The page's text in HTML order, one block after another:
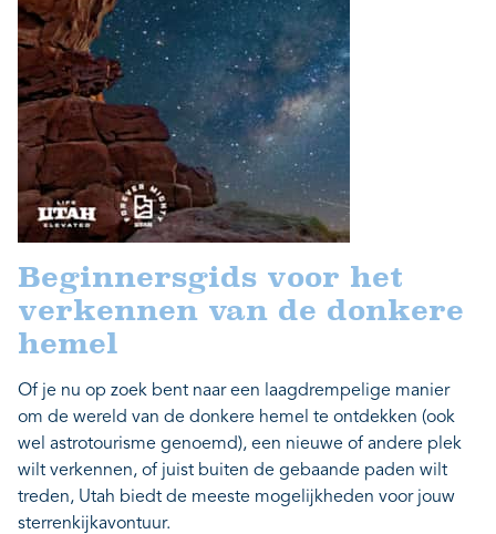
Beginnersgids voor het
verkennen van de donkere
hemel
Of je nu op zoek bent naar een laagdrempelige manier
om de wereld van de donkere hemel te ontdekken (ook
wel astrotourisme genoemd), een nieuwe of andere plek
wilt verkennen, of juist buiten de gebaande paden wilt
treden, Utah biedt de meeste mogelijkheden voor jouw
sterrenkijkavontuur.